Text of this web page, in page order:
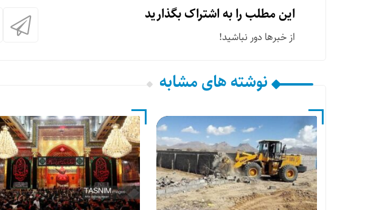
این مطلب را به اشتراک بگذارید
از خبرها دور نباشید!
نوشته های مشابه